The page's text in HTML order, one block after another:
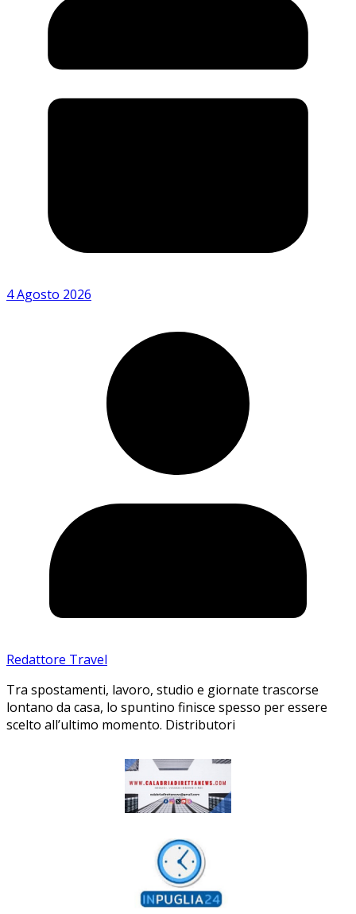
4 Agosto 2026
Redattore Travel
Tra spostamenti, lavoro, studio e giornate trascorse
lontano da casa, lo spuntino finisce spesso per essere
scelto all’ultimo momento. Distributori